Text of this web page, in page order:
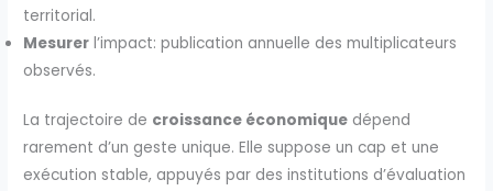
territorial.
Mesurer l’impact: publication annuelle des multiplicateurs
observés.
La trajectoire de croissance économique dépend
rarement d’un geste unique. Elle suppose un cap et une
exécution stable, appuyés par des institutions d’évaluation